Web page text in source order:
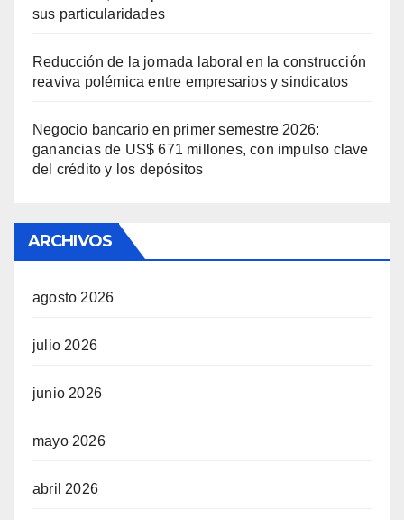
sus particularidades
Reducción de la jornada laboral en la construcción
reaviva polémica entre empresarios y sindicatos
Negocio bancario en primer semestre 2026:
ganancias de US$ 671 millones, con impulso clave
del crédito y los depósitos
ARCHIVOS
agosto 2026
julio 2026
junio 2026
mayo 2026
abril 2026